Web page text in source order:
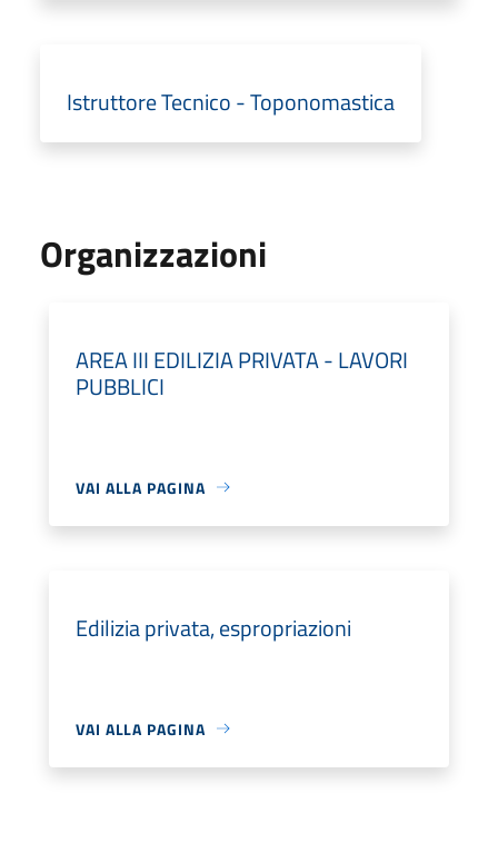
Istruttore Tecnico - Toponomastica
Organizzazioni
AREA III EDILIZIA PRIVATA - LAVORI
PUBBLICI
VAI ALLA PAGINA
Edilizia privata, espropriazioni
VAI ALLA PAGINA